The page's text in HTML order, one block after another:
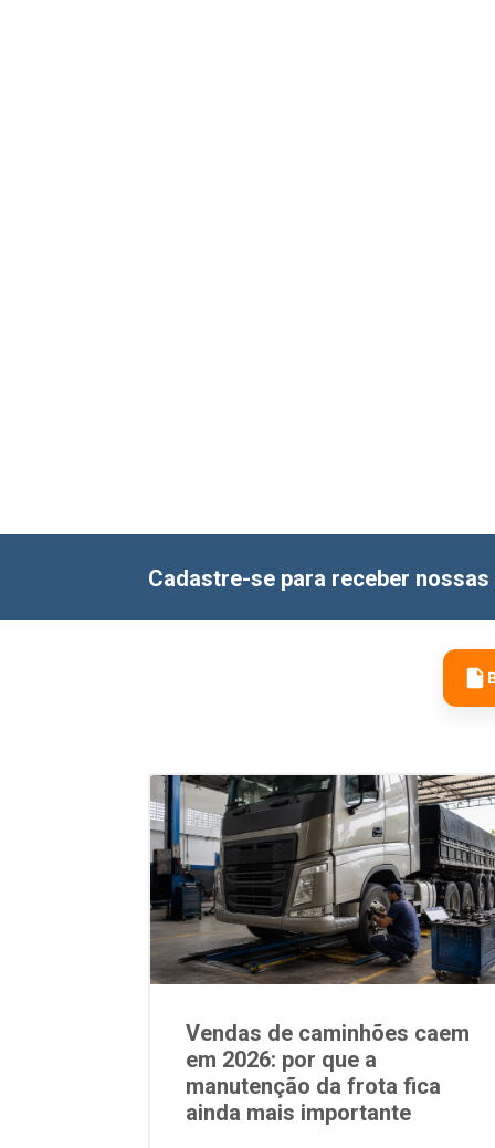
Cadastre-se para receber
Vendas de caminhões caem
em 2026: por que a
manutenção da frota fica
ainda mais importante